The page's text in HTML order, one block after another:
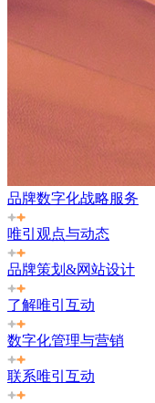
品牌数字化战略服务
唯引观点与动态
品牌策划&网站设计
了解唯引互动
数字化管理与营销
联系唯引互动